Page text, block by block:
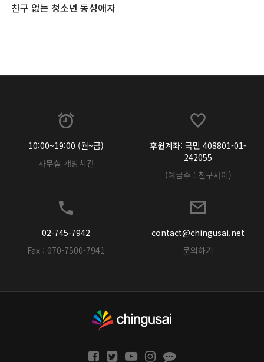
친구 없는 청소년 동성애자
10:00~19:00 (월~금)
사무실 개방시간
후원계좌: 국민 408801-01-
242055
(예금주 : 친구사이)
02-745-7942
Fax : 070-7500-7941
contact@chingusai.net
문의하기